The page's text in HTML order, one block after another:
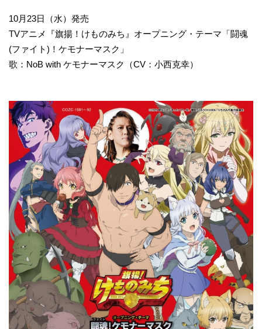
10月23日（水）発売
TVアニメ『旗揚！けものみち』オープニング・テーマ「闘魂
(ファイト)！ケモナーマスク」
歌：NoB with ケモナーマスク（CV：小西克幸）